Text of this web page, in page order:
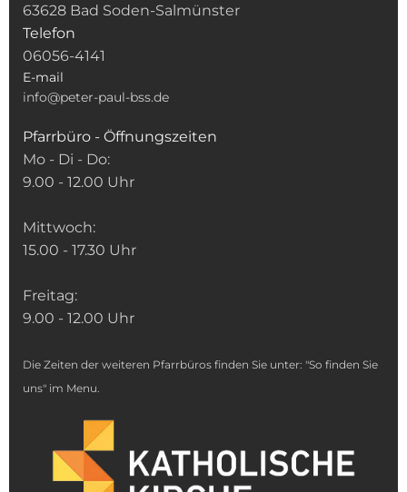
63628 Bad Soden-Salmünster
Telefon
06056-4141
E-mail
info@peter-paul-bss.de
Pfarrbüro - Öffnungszeiten
Mo - Di - Do:
9.00 - 12.00 Uhr
Mittwoch:
15.00 - 17.30 Uhr
Freitag:
9.00 - 12.00 Uhr
Die Zeiten der weiteren Pfarrbüros finden Sie unter: "So finden Sie
uns" im Menu.